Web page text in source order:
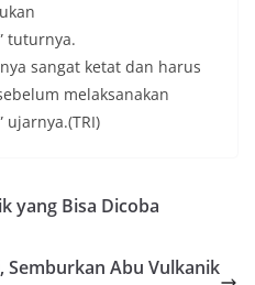
tuturnya.
sangat ketat dan harus
melaksanakan
yang Bisa Dicoba
Semburkan Abu Vulkanik